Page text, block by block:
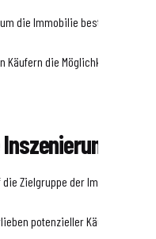
die Immobilie bestmöglich zu
die Möglichkeit zu geben,
Zielgruppe der Immobilie
potenzieller Käufer, um eine